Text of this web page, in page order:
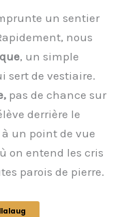
un sentier
nous
, un simple
sert de vestiaire.
pas de chance sur
derrière le
un point de vue
on entend les cris
parois de pierre.